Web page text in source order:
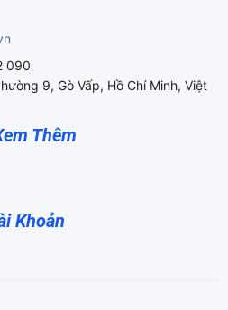
090
9, Gò Vấp, Hồ Chí Minh, Việt
Thêm
Khoản